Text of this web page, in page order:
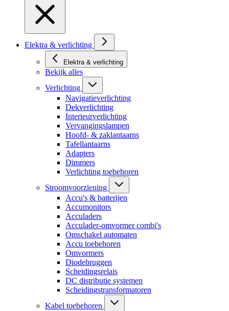
Elektra & verlichting
Elektra & verlichting
Bekijk alles
Verlichting
Navigatieverlichting
Dekverlichting
Interieurverlichting
Vervangingslampen
Hoofd- & zaklantaarns
Tafellantaarns
Adapters
Dimmers
Verlichting toebehoren
Stroomvoorziening
Accu's & batterijen
Accumonitors
Acculaders
Acculader-omvormer combi's
Omschakel automaten
Accu toebehoren
Omvormers
Diodebruggen
Scheidingsrelais
DC distributie systemen
Scheidingstransformatoren
Kabel toebehoren